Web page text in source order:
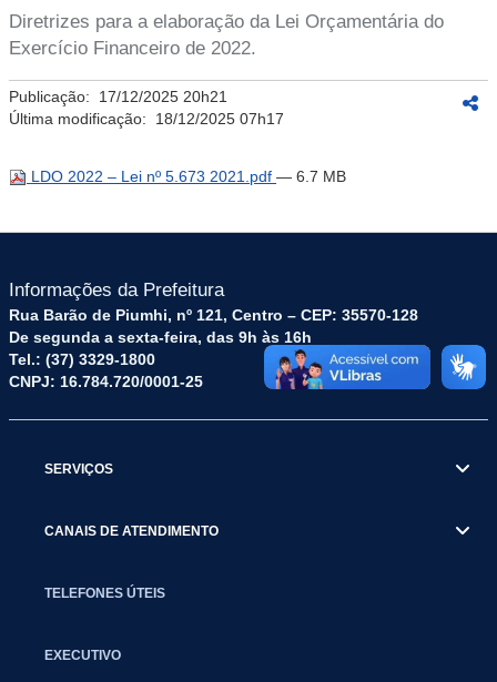
Diretrizes para a elaboração da Lei Orçamentária do
Exercício Financeiro de 2022.
Publicação: 17/12/2025 20h21
Última modificação: 18/12/2025 07h17
LDO 2022 – Lei nº 5.673 2021.pdf — 6.7 MB
Informações da Prefeitura
Rua Barão de Piumhi, nº 121, Centro – CEP: 35570-128
De segunda a sexta-feira, das 9h às 16h
Tel.: (37) 3329-1800
CNPJ: 16.784.720/0001-25
SERVIÇOS
CANAIS DE ATENDIMENTO
TELEFONES ÚTEIS
EXECUTIVO